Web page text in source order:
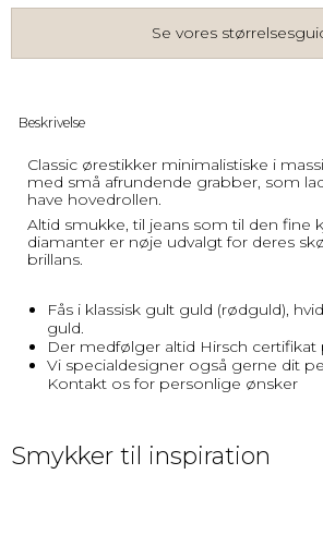
Se vores
Beskrivelse
Classic ørestikker minimalistiske i
med små afrundende grabber, som
have hovedrollen.
Altid smukke, til jeans som til den fine
diamanter er nøje udvalgt for deres
brillans.
Fås i klassisk gult guld (rødguld),
guld.
Der medfølger altid Hirsch certifikat
Vi specialdesigner også gerne dit
Kontakt os for personlige ønsker
Smykker til inspiration